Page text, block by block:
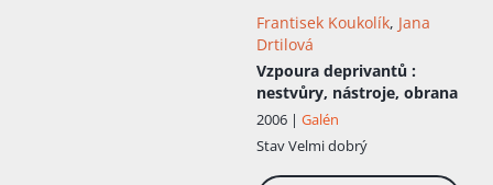
Frantisek Koukolík, Jana
Drtilová
Vzpoura deprivantů :
nestvůry, nástroje, obrana
2006 | Galén
StavVelmi dobrý